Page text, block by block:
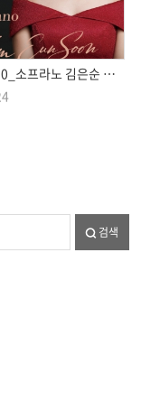
프라노 김은순 독창회
검색